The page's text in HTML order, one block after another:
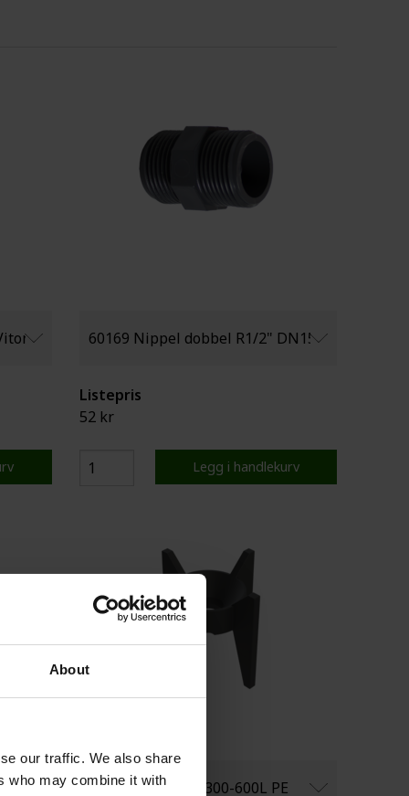
About
our traffic. We also share
who may combine it with
Listepris
52 kr
Legg i handlekurv